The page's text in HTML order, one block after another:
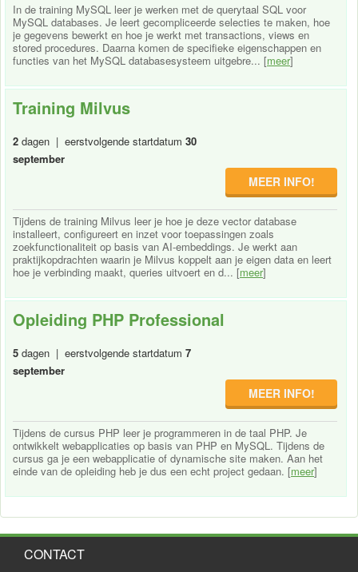
In de training MySQL leer je werken met de querytaal SQL voor
MySQL databases. Je leert gecompliceerde selecties te maken, hoe
je gegevens bewerkt en hoe je werkt met transactions, views en
stored procedures. Daarna komen de specifieke eigenschappen en
functies van het MySQL databasesysteem uitgebre... [meer]
Training Milvus
2 dagen | eerstvolgende startdatum 30
september
MEER INFO!
Tijdens de training Milvus leer je hoe je deze vector database
installeert, configureert en inzet voor toepassingen zoals
zoekfunctionaliteit op basis van AI-embeddings. Je werkt aan
praktijkopdrachten waarin je Milvus koppelt aan je eigen data en leert
hoe je verbinding maakt, queries uitvoert en d... [meer]
Opleiding PHP Professional
5 dagen | eerstvolgende startdatum 7
september
MEER INFO!
Tijdens de cursus PHP leer je programmeren in de taal PHP. Je
ontwikkelt webapplicaties op basis van PHP en MySQL. Tijdens de
cursus ga je een webapplicatie of dynamische site maken. Aan het
einde van de opleiding heb je dus een echt project gedaan. [meer]
CONTACT